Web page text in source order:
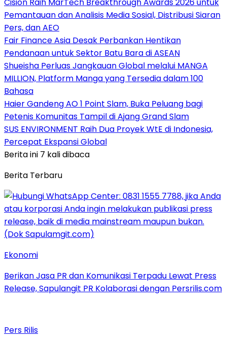
Pemantauan dan Analisis Media Sosial, Distribusi Siaran
Pers, dan AEO
Fair Finance Asia Desak Perbankan Hentikan
Pendanaan untuk Sektor Batu Bara di ASEAN
Shueisha Perluas Jangkauan Global melalui MANGA
MILLION, Platform Manga yang Tersedia dalam 100
Bahasa
Haier Gandeng AO 1 Point Slam, Buka Peluang bagi
Petenis Komunitas Tampil di Ajang Grand Slam
SUS ENVIRONMENT Raih Dua Proyek WtE di Indonesia,
Percepat Ekspansi Global
Berita ini 7 kali dibaca
Berita Terbaru
Ekonomi
Berikan Jasa PR dan Komunikasi Terpadu Lewat Press
Release, Sapulangit PR Kolaborasi dengan Persrilis.com
Pers Rilis